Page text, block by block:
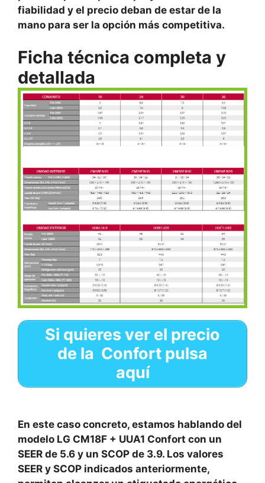
fiabilidad y el precio deban de estar de la
mano para ser la opción más competitiva.
Ficha técnica completa y
detallada
Si quieres ver el precio
de la Confort pulsa
aquí
En este caso concreto, estamos hablando del
modelo LG CM18F + UUA1 Confort con un
SEER de 5.6 y un SCOP de 3.9. Los valores
SEER y SCOP indicados anteriormente,